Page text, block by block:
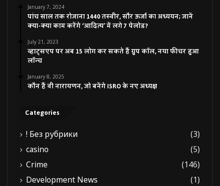
January 7, 2024
पांच साल तक रोजाना 1440 तस्वीर, सौर ऊर्जा का अध्ययन; जानें
क्या-क्या काम करेंगे ‘आदित्य’ में लगे 7 पेलोड?
July 21, 2023
व्हाट्सएप पर अब 15 लोग कर सकते हैं ग्रुप कॉल, नया फीचर हुआ
लॉन्च
January 8, 2025
कौन हैं वी नारायणन, जो बनेंगे ISRO के नए अध्यक्ष
Categories
! Без рубрики
(3)
casino
(5)
Crime
(146)
Development News
(1)